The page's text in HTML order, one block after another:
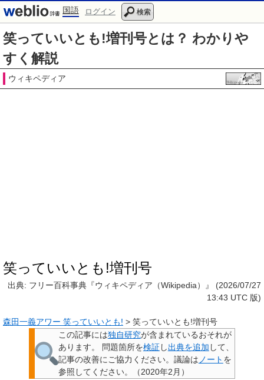
国語 ログイン 検索
笑っていいとも!増刊号とは？ わかりや
すく解説
ウィキペディア
笑っていいとも!増刊号
出典: フリー百科事典『ウィキペディア（Wikipedia）』 (2026/07/27
13:43 UTC 版)
森田一義アワー 笑っていいとも! > 笑っていいとも!増刊号
この記事には独自研究が含まれているおそれが
あります。
問題箇所を検証し出典を追加 して、
記事の改善にご協力ください。議論は ノート を
参照してください。
（2020年2月 ）